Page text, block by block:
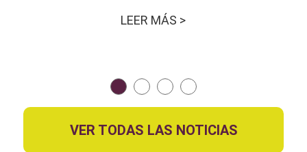
LEER MÁS >
VER TODAS LAS NOTICIAS